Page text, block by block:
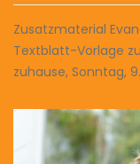
Zusatzmaterial
Textblatt-Vorlage
zuhause, Sonntag,